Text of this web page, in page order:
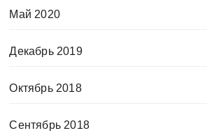
Май 2020
Декабрь 2019
Октябрь 2018
Сентябрь 2018